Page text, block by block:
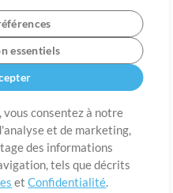
essentiels
consentez à notre
et de marketing,
des informations
tels que décrits
etConfidentialité.
Confidentialité
Préférences en
Contact
Tous droits réservés.